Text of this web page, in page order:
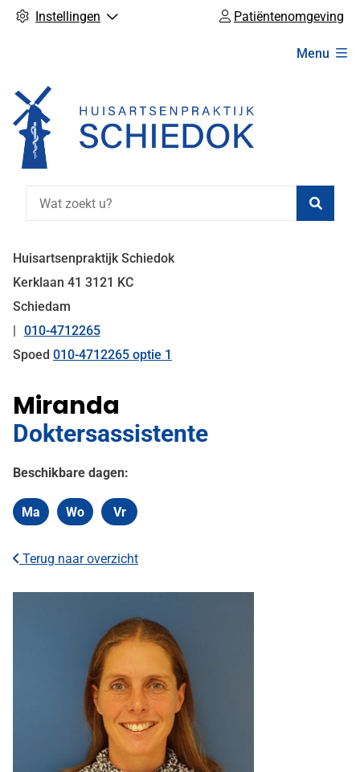
Instellingen Patiëntenomgeving
Menu
Huisartsenpraktijk Schiedok
Kerklaan 41 3121 KC
Schiedam
Tel:
010-4712265
Spoed 010-4712265 optie 1
Miranda
Doktersassistente
Beschikbare dagen:
Maandag
Ma Woensdag
Wo Vrijdag
Vr
Terug naar overzicht